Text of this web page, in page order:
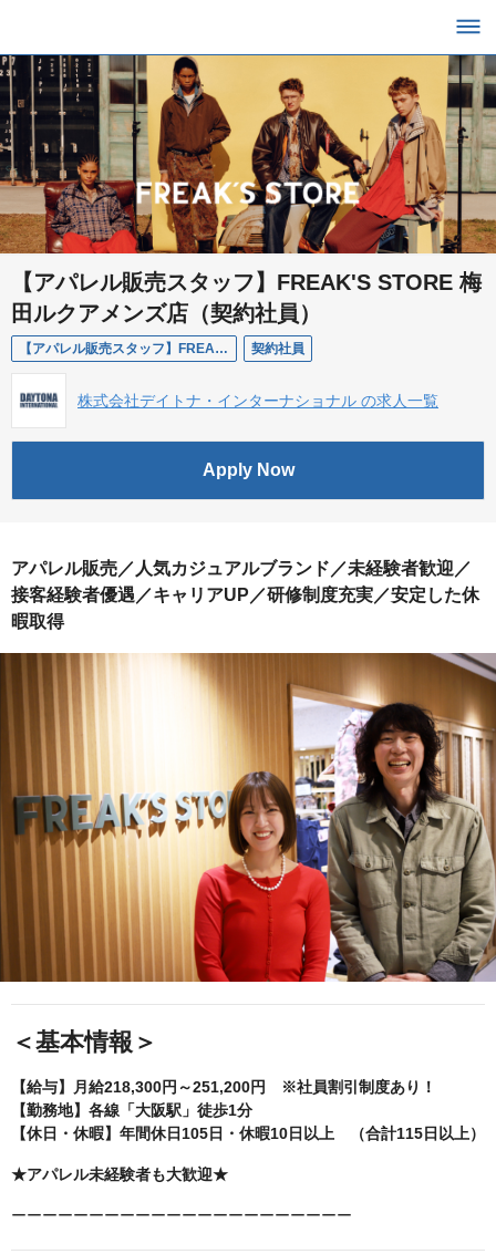
【アパレル販売スタッフ】FREAK'S STORE 梅
田ルクアメンズ店（契約社員）
【アパレル販売スタッフ】FREAK'S STORE 梅田ルクアメンズ店（契約社員） 契約社員
株式会社デイトナ・インターナショナル の求人一覧
Apply Now
アパレル販売／人気カジュアルブランド／未経験者歓迎／
接客経験者優遇／キャリアUP／研修制度充実／安定した休
暇取得
＜基本情報＞
【給与】月給218,300円～251,200円 ※社員割引制度あり！
【勤務地】各線「大阪駅」徒歩1分
【休日・休暇】年間休日105日・休暇10日以上 （合計115日以上）
★アパレル未経験者も大歓迎★
ーーーーーーーーーーーーーーーーーーーーーー